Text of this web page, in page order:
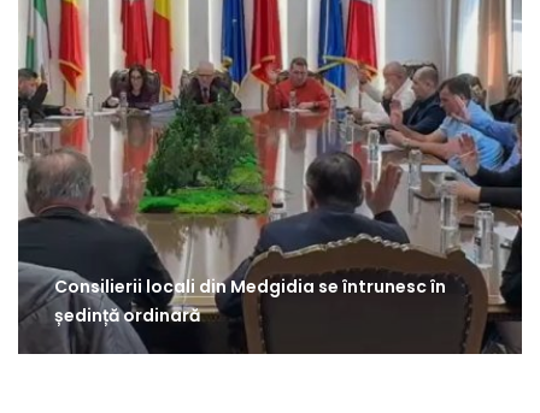
Consilierii locali din Medgidia se întrunesc în
ședință ordinară